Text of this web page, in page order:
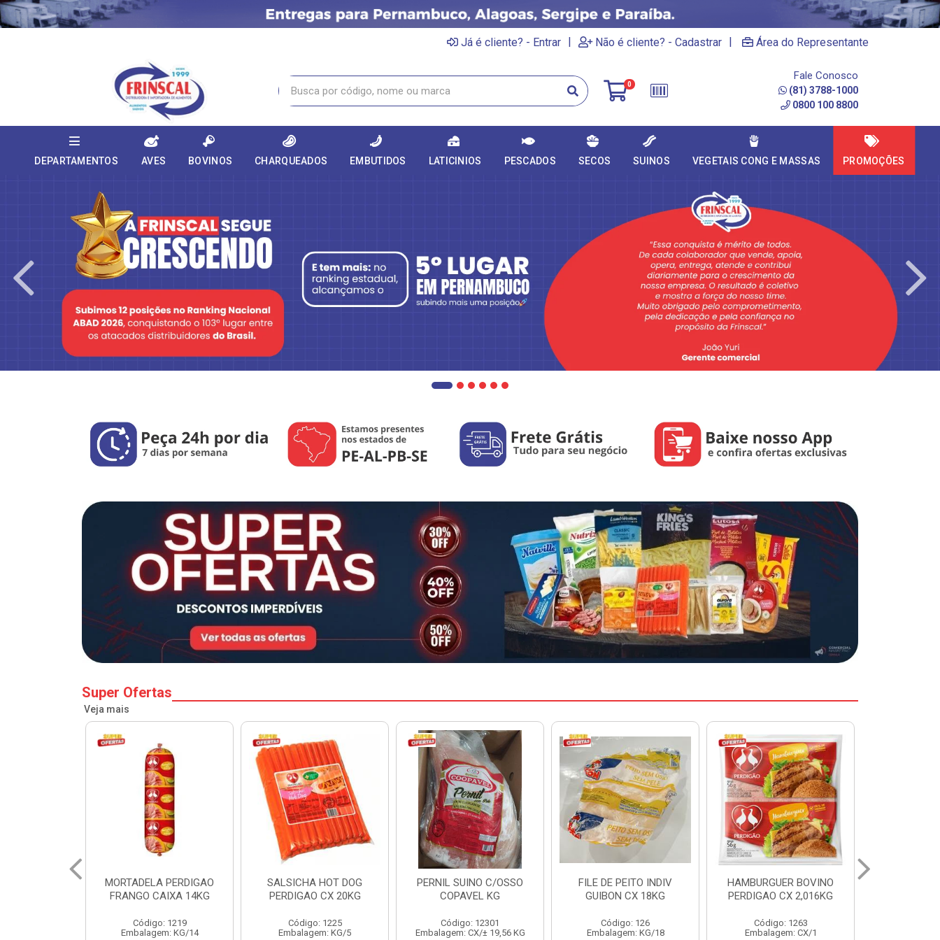
Já é cliente? - Entrar | Não é cliente? - Cadastrar | Área do Representante
0
Fale Conosco
(81) 3788-1000
0800 100 8800
DEPARTAMENTOS AVES BOVINOS CHARQUEADOS EMBUTIDOS LATICINIOS PESCADOS SECOS SUINOS VEGETAIS CONG E MASSAS PROMOÇÕES
Super Ofertas
Veja mais
SALSICHA HOT DOG
PERDIGAO CX 20KG
Código: 1225
Embalagem: KG/5
PERNIL SUINO C/OSSO
COPAVEL KG
Código: 12301
Embalagem: CX/± 19,56 KG
FILE DE PEITO INDIV
GUIBON CX 18KG
Código: 126
Embalagem: KG/18
HAMBURGUER BOVINO
PERDIGAO CX 2,016KG
Código: 1263
Embalagem: CX/1
MARGARINA DELINE
CAIXA 24X250G
Código: 12886
Embalagem: CX/1